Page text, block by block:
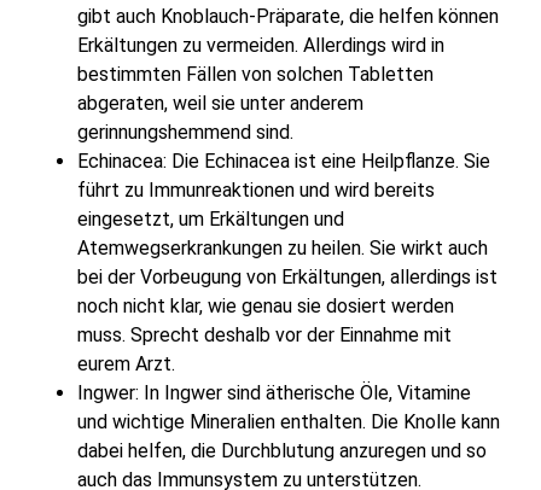
gibt auch Knoblauch-Präparate, die helfen können
Erkältungen zu vermeiden. Allerdings wird in
bestimmten Fällen von solchen Tabletten
abgeraten, weil sie unter anderem
gerinnungshemmend sind.
Echinacea: Die Echinacea ist eine Heilpflanze. Sie
führt zu Immunreaktionen und wird bereits
eingesetzt, um Erkältungen und
Atemwegserkrankungen zu heilen. Sie wirkt auch
bei der Vorbeugung von Erkältungen, allerdings ist
noch nicht klar, wie genau sie dosiert werden
muss. Sprecht deshalb vor der Einnahme mit
eurem Arzt.
Ingwer: In Ingwer sind ätherische Öle, Vitamine
und wichtige Mineralien enthalten. Die Knolle kann
dabei helfen, die Durchblutung anzuregen und so
auch das Immunsystem zu unterstützen.